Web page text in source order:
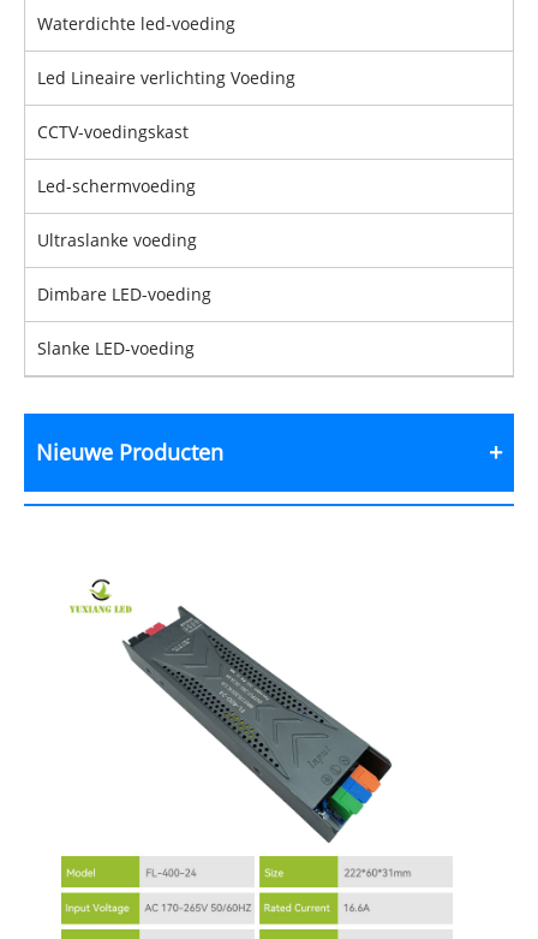
Waterdichte led-voeding
Led Lineaire verlichting Voeding
CCTV-voedingskast
Led-schermvoeding
Ultraslanke voeding
Dimbare LED-voeding
Slanke LED-voeding
Nieuwe Producten